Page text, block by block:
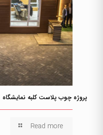
پروژه چوب پلاست کلبه نمایشگاه
Read more